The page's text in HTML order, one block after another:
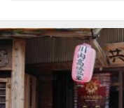
半
島
（
鹿
屋
・